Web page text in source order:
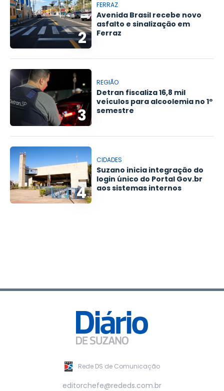
2
FERRAZ
Avenida Brasil recebe novo
asfalto e sinalização em
Ferraz
3
REGIÃO
Detran fiscaliza 16,8 mil
veículos para alcoolemia no 1º
semestre
4
CIDADES
Suzano inicia integração do
login único do Portal Gov.br
aos sistemas internos
Rede DS de Comunicação
editorchefe@rededs.com.br